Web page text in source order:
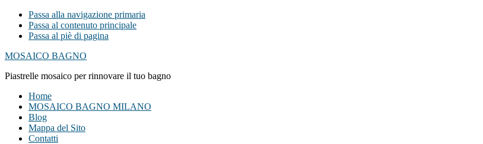
Passa alla navigazione primaria
Passa al contenuto principale
Passa al piè di pagina
MOSAICO BAGNO
Piastrelle mosaico per rinnovare il tuo bagno
Home
MOSAICO BAGNO MILANO
Blog
Mappa del Sito
Contatti